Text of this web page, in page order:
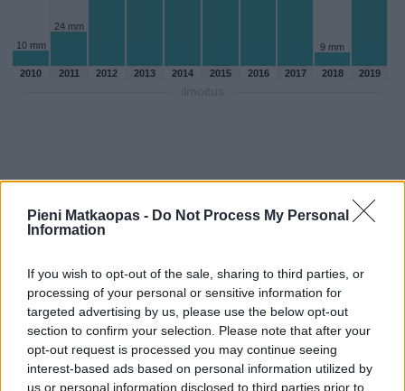
Pieni Matkaopas - Do Not Process My Personal
Information
If you wish to opt-out of the sale, sharing to third parties, or
processing of your personal or sensitive information for
targeted advertising by us, please use the below opt-out
section to confirm your selection. Please note that after your
opt-out request is processed you may continue seeing
interest-based ads based on personal information utilized by
us or personal information disclosed to third parties prior to
10 mm
24 mm
9 mm
2010 2011 2012 2013 2014 2015 2016 2017 2018 2019
Sadepäivien määärä huhtikuussa
aikaisempina vuosina